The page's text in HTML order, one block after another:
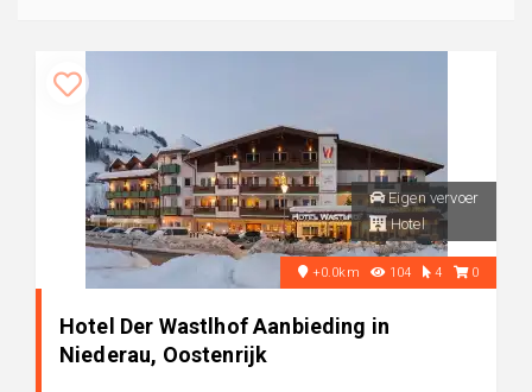
Eigen vervoer
Hotel
+0.0km 104 4 0
Hotel Der Wastlhof Aanbieding in
Niederau, Oostenrijk